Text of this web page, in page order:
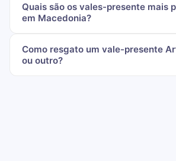
Quais são os vales-presente mais
em Macedonia?
Como resgato um vale-presente
ou outro?